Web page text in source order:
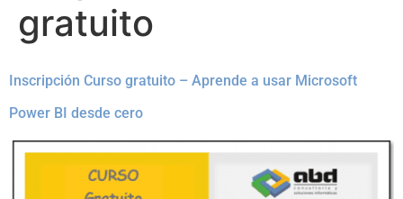
gratuito
Inscripción Curso gratuito – Aprende a usar Microsoft
Power BI desde cero